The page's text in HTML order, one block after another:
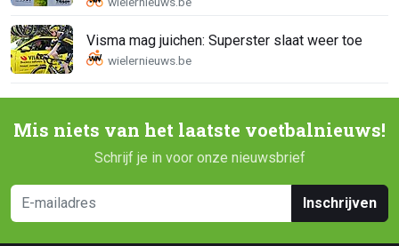
Visma mag juichen: Superster slaat weer toe
Mis niets van het laatste voetbalnieuws!
Schrijf je in voor onze nieuwsbrief
Inschrijven